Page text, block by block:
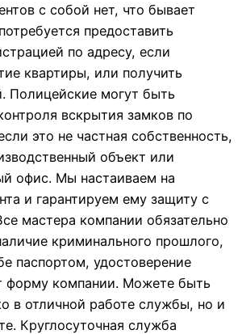
с собой нет, что бывает
предоставить
по адресу, если
квартиры, или получить
Полицейские могут быть
вскрытия замков по
это не частная собственность,
объект или
офис. Мы настаиваем на
и гарантируем ему защиту с
мастера компании обязательно
криминального прошлого,
паспортом, удостоверение
форму компании. Можете быть
в отличной работе службы, но и
Круглосуточная служба